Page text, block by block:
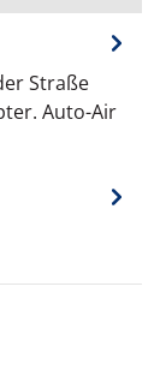
Straße
Auto-Air